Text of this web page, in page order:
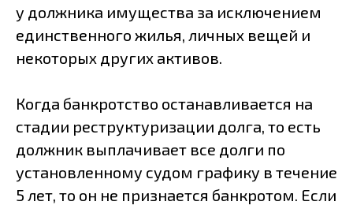
у должника имущества за исключением
единственного жилья, личных вещей и
некоторых других активов.
Когда банкротство останавливается на
стадии реструктуризации долга, то есть
должник выплачивает все долги по
установленному судом графику в течение
5 лет, то он не признается банкротом. Если